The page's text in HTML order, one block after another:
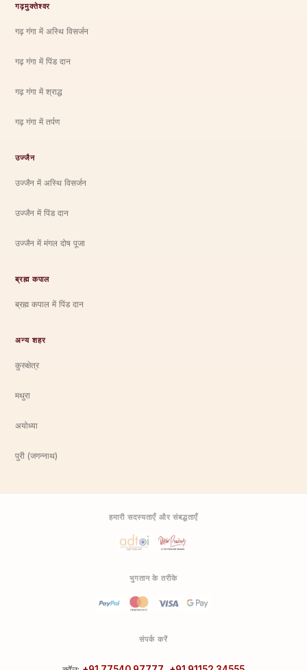
गढ़मुक्तेश्वर
गढ़ गंगा में अस्थि विसर्जन
गढ़ गंगा में पिंड दान
गढ़ गंगा में श्राद्ध
गढ़ गंगा में तर्पण
उज्जैन
उज्जैन में अस्थि विसर्जन
उज्जैन में पिंड दान
उज्जैन में मंगल दोष पूजा
ब्रह्म कपाल
ब्रह्म कपाल में पिंड दान
अन्य शहर
कुरुक्षेत्र
मथुरा
अयोध्या
पुरी (जगन्नाथ)
हमारी सदस्यताएँ और संबद्धताएँ
भुगतान के तरीके
संपर्क करें